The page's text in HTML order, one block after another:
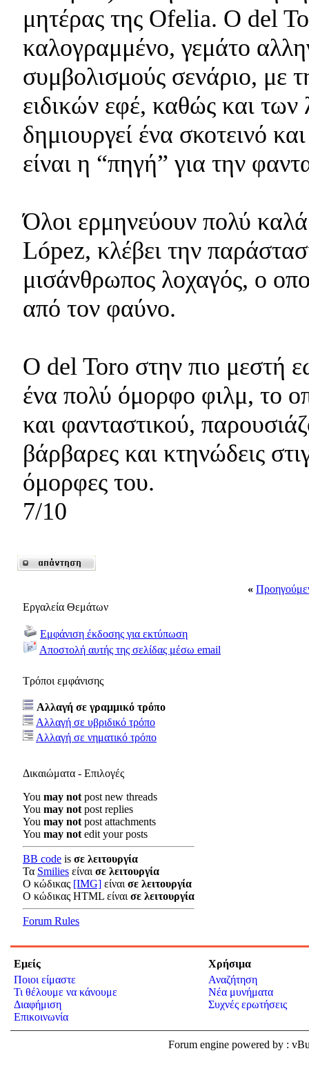
μητέρας της Ofelia. Ο del
καλογραμμένο, γεμάτο
συμβολισμούς σενάριο, με
ειδικών εφέ, καθώς και
δημιουργεί ένα σκοτεινό
είναι η “πηγή” για την
Όλοι ερμηνεύουν πολύ
López, κλέβει την
μισάνθρωπος λοχαγός, ο
από τον φαύνο.
Ο del Toro στην πιο μεστή
ένα πολύ όμορφο φιλμ, το
και φανταστικού,
βάρβαρες και κτηνώδεις
όμορφες του.
7/10
«
Εργαλεία Θεμάτων
Εμφάνιση έκδοσης για εκτύπωση
Αποστολή αυτής της σελίδας μέσω email
Τρόποι εμφάνισης
Αλλαγή σε γραμμικό τρόπο
Αλλαγή σε υβριδικό τρόπο
Αλλαγή σε νηματικό τρόπο
Δικαιώματα - Επιλογές
You may not post new threads
You may not post replies
You may not post attachments
You may not edit your posts
BB code is σε λειτουργία
Τα Smilies είναι σε λειτουργία
Ο κώδικας [IMG] είναι σε λειτουργία
Ο κώδικας HTML είναι σε λειτουργία
Forum Rules
Εμείς
Ποιοι είμαστε
Τι θέλουμε να κάνουμε
Διαφήμιση
Επικοινωνία
Χρήσιμα
Αναζήτηση
Νέα μυνήματα
Συχνές ερωτήσεις
Forum engine powered by :